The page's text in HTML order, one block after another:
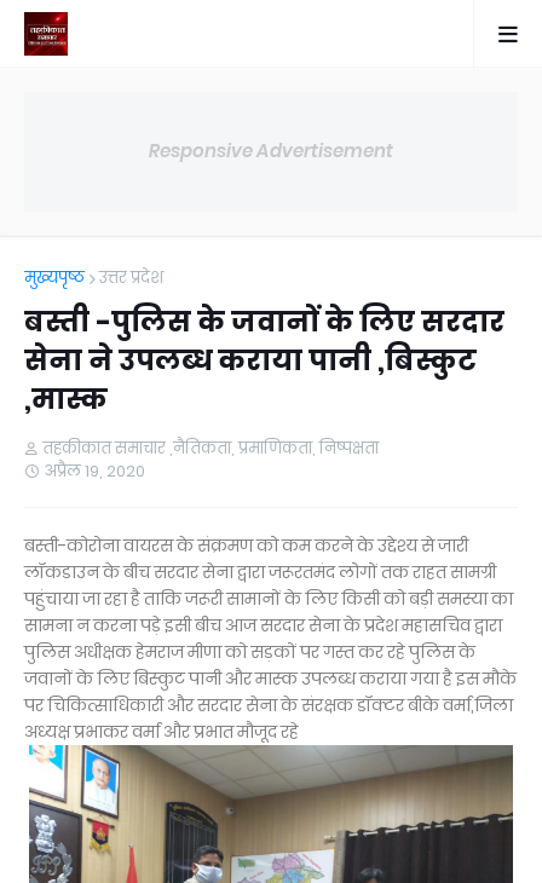
Responsive Advertisement
मुख्यपृष्ठ उत्तर प्रदेश
बस्ती -पुलिस के जवानों के लिए सरदार
सेना ने उपलब्ध कराया पानी ,बिस्कुट
,मास्क
तहकीकात समाचार ,नैतिकता, प्रमाणिकता, निष्पक्षता
अप्रैल 19, 2020
बस्ती-कोरोना वायरस के संक्रमण को कम करने के उद्देश्य से जारी
लॉकडाउन के बीच सरदार सेना द्वारा जरूरतमंद लोगों तक राहत सामग्री
पहुंचाया जा रहा है ताकि जरूरी सामानों के लिए किसी को बड़ी समस्या का
सामना न करना पड़े इसी बीच आज सरदार सेना के प्रदेश महासचिव द्वारा
पुलिस अधीक्षक हेमराज मीणा को सड़कों पर गस्त कर रहे पुलिस के
जवानों के लिए बिस्कुट पानी और मास्क उपलब्ध कराया गया है इस मौके
पर चिकित्साधिकारी और सरदार सेना के संरक्षक डॉक्टर बीके वर्मा,जिला
अध्यक्ष प्रभाकर वर्मा और प्रभात मौजूद रहे